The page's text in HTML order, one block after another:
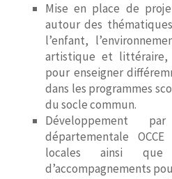
Mise en place de
autour des
l’enfant,
artistique et littéraire,
pour enseigner
dans les programmes
du socle commun.
Développement
départementale
locales ainsi
d’accompagnements